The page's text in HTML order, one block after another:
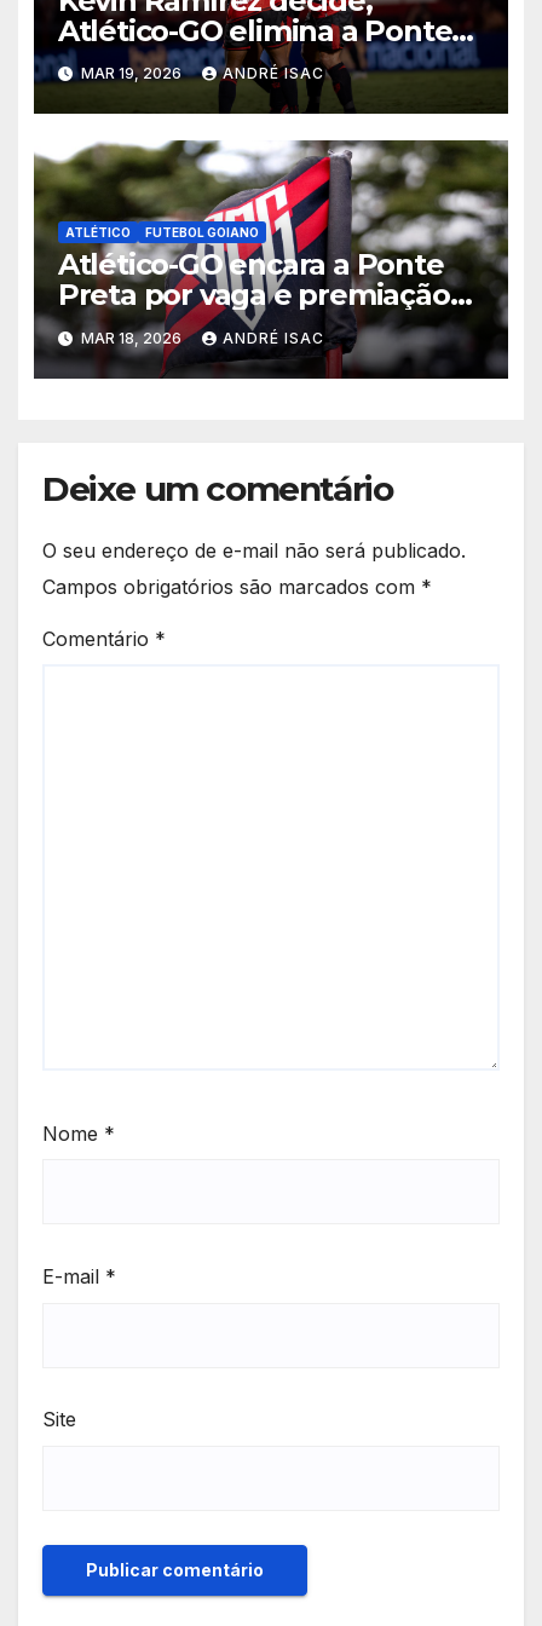
Atlético-GO elimina a Ponte
Preta e garante vaga na 5ª
fase da Copa do Brasil
MAR 19, 2026 ANDRÉ ISAC
ATLÉTICO FUTEBOL GOIANO
Atlético-GO encara a Ponte
Preta por vaga e premiação
milionária na 4ª fase da Copa
do Brasil
MAR 18, 2026 ANDRÉ ISAC
Deixe um comentário
O seu endereço de e-mail não será publicado.
Campos obrigatórios são marcados com *
Comentário *
Nome *
E-mail *
Site